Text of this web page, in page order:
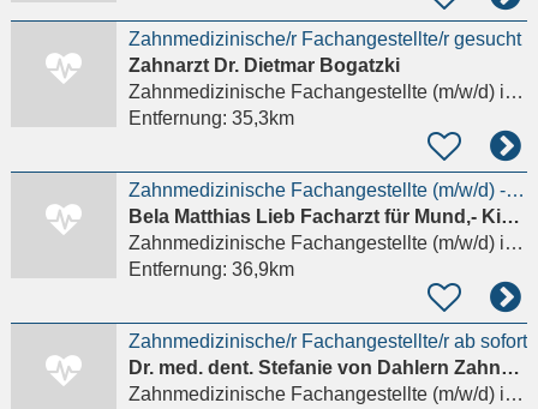
Zahnmedizinische/r Fachangestellte/r gesucht
Zahnarzt Dr. Dietmar Bogatzki
Zahnmedizinische Fachangestellte (m/w/d)in Neuruppin
Entfernung: 35,3km
Zahnmedizinische Fachangestellte (m/w/d) - ZFA
Bela Matthias Lieb Facharzt für Mund,- Kiefer,- und Gesichtschirurgie
Zahnmedizinische Fachangestellte (m/w/d)in Perleberg
Entfernung: 36,9km
Zahnmedizinische/r Fachangestellte/r ab sofort
Dr. med. dent. Stefanie von Dahlern Zahnarztpraxis
Zahnmedizinische Fachangestellte (m/w/d)in Karstädt Prignitz